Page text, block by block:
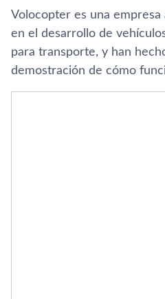
Volocopter es una empresa
en el desarrollo de
para transporte, y han
demostración de cómo